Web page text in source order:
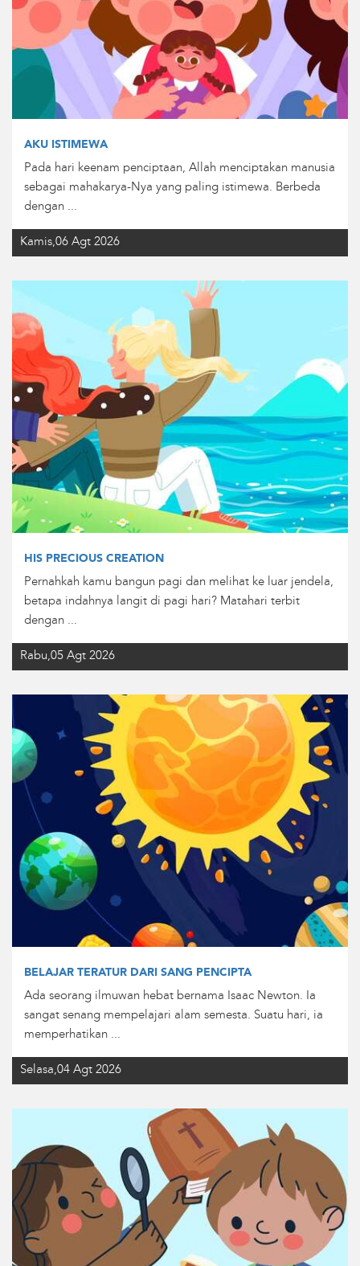
AKU ISTIMEWA
Pada hari keenam penciptaan, Allah menciptakan manusia
sebagai mahakarya-Nya yang paling istimewa. Berbeda
dengan ...
Kamis,06 Agt 2026
HIS PRECIOUS CREATION
Pernahkah kamu bangun pagi dan melihat ke luar jendela,
betapa indahnya langit di pagi hari? Matahari terbit
dengan ...
Rabu,05 Agt 2026
BELAJAR TERATUR DARI SANG PENCIPTA
Ada seorang ilmuwan hebat bernama Isaac Newton. Ia
sangat senang mempelajari alam semesta. Suatu hari, ia
memperhatikan ...
Selasa,04 Agt 2026